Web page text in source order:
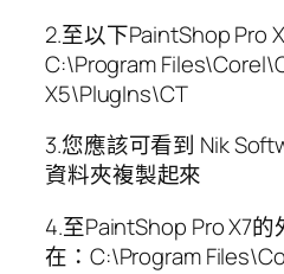
2.至以下PaintShop Pro
C:\Program
X5\PlugIns\CT
3.您應該可看到 Nik
資料夾複製起來
4.至PaintShop Pro X7
在：C:\Program